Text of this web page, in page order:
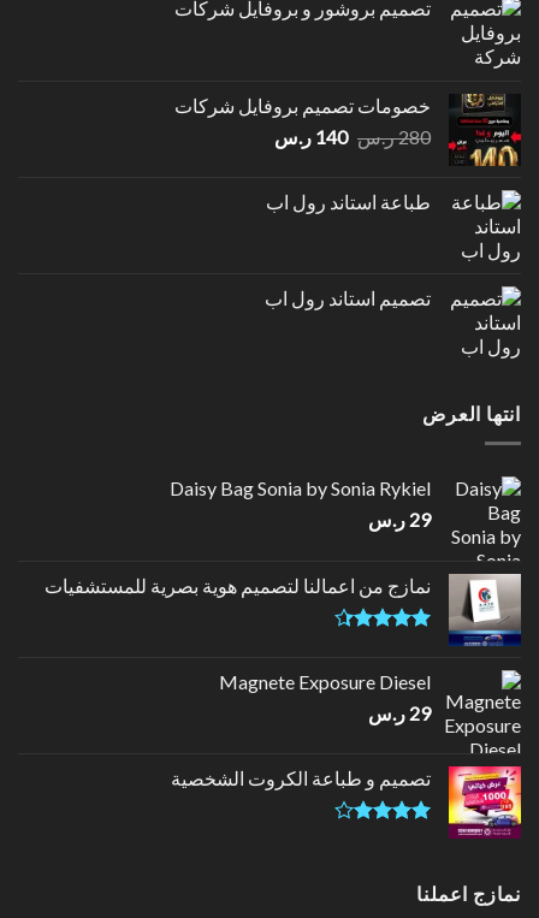
تصميم بروشور و بروفايل شركات
خصومات تصميم بروفايل شركات
280ر.س السعر
280 ر.س.
140 ر.سالسعر
140 ر.س.طباعة استاند رول اب
تصميم استاند رول اب
انتها العرض
Daisy Bag Sonia by Sonia Rykiel
29 ر.س
نمازج من اعمالنا لتصميم هوية بصرية للمستشفيات
5
Magnete Exposure Diesel
29 ر.س
تصميم و طباعة الكروت الشخصية
5
نمازج اعملنا